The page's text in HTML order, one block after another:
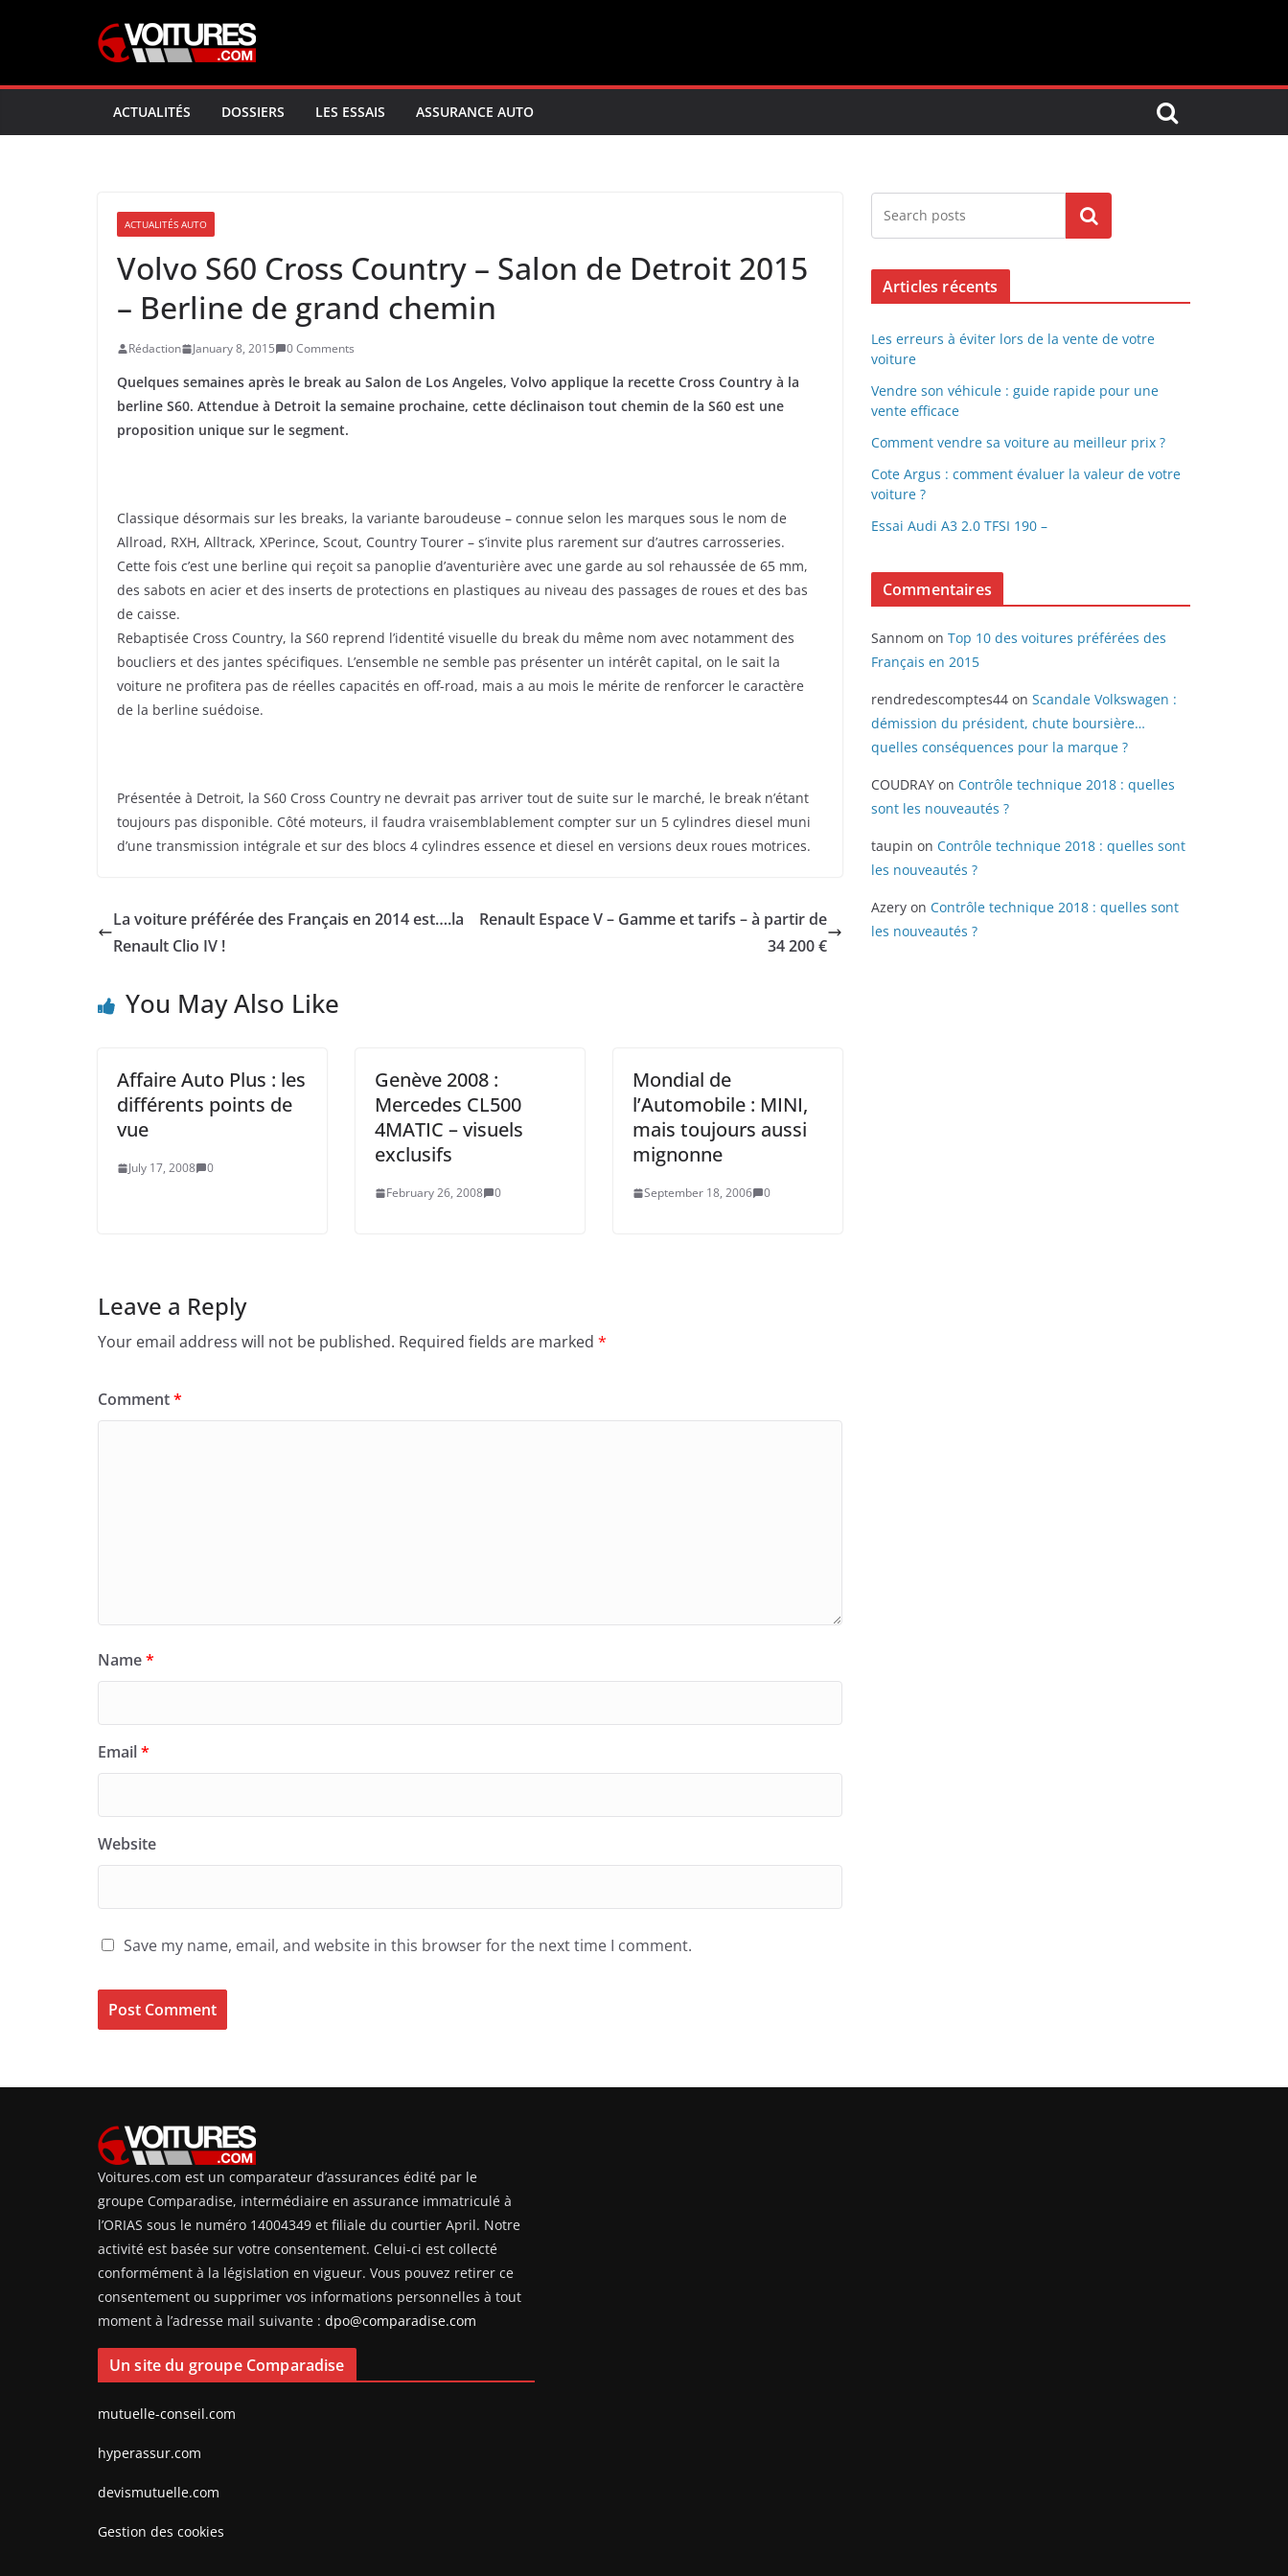
ACTUALITÉS DOSSIERS LES ESSAIS ASSURANCE AUTO
ACTUALITÉS AUTO
Volvo S60 Cross Country – Salon de Detroit 2015
– Berline de grand chemin
Rédaction January 8, 2015 0 Comments
Quelques semaines après le break au Salon de Los Angeles, Volvo applique la recette Cross Country à la
berline S60. Attendue à Detroit la semaine prochaine, cette déclinaison tout chemin de la S60 est une
proposition unique sur le segment.
Classique désormais sur les breaks, la variante baroudeuse – connue selon les marques sous le nom de
Allroad, RXH, Alltrack, XPerince, Scout, Country Tourer – s’invite plus rarement sur d’autres carrosseries.
Cette fois c’est une berline qui reçoit sa panoplie d’aventurière avec une garde au sol rehaussée de 65 mm,
des sabots en acier et des inserts de protections en plastiques au niveau des passages de roues et des bas
de caisse.
Rebaptisée Cross Country, la S60 reprend l’identité visuelle du break du même nom avec notamment des
boucliers et des jantes spécifiques. L’ensemble ne semble pas présenter un intérêt capital, on le sait la
voiture ne profitera pas de réelles capacités en off-road, mais a au mois le mérite de renforcer le caractère
de la berline suédoise.
Présentée à Detroit, la S60 Cross Country ne devrait pas arriver tout de suite sur le marché, le break n’étant
toujours pas disponible. Côté moteurs, il faudra vraisemblablement compter sur un 5 cylindres diesel muni
d’une transmission intégrale et sur des blocs 4 cylindres essence et diesel en versions deux roues motrices.
La voiture préférée des Français en 2014 est….la
Renault Clio IV !
Renault Espace V – Gamme et tarifs – à partir de
34 200 €
You May Also Like
Affaire Auto Plus : les
différents points de
vue
July 17, 2008 0
Genève 2008 :
Mercedes CL500
4MATIC – visuels
exclusifs
February 26, 2008 0
Mondial de
l’Automobile : MINI,
mais toujours aussi
mignonne
September 18, 2006 0
Leave a Reply
Your email address will not be published. Required fields are marked *
Comment*
Name*
Email*
Website
Save my name, email, and website in this browser for the next time I comment.
Search
Articles récents
Les erreurs à éviter lors de la vente de votre
voiture
Vendre son véhicule : guide rapide pour une
vente efficace
Comment vendre sa voiture au meilleur prix ?
Cote Argus : comment évaluer la valeur de votre
voiture ?
Essai Audi A3 2.0 TFSI 190 –
Commentaires
Sannom on Top 10 des voitures préférées des
Français en 2015
rendredescomptes44 on Scandale Volkswagen :
démission du président, chute boursière…
quelles conséquences pour la marque ?
COUDRAY on Contrôle technique 2018 : quelles
sont les nouveautés ?
taupin on Contrôle technique 2018 : quelles sont
les nouveautés ?
Azery on Contrôle technique 2018 : quelles sont
les nouveautés ?
Voitures.com est un comparateur d’assurances édité par le
groupe Comparadise, intermédiaire en assurance immatriculé à
l’ORIAS sous le numéro 14004349 et filiale du courtier April. Notre
activité est basée sur votre consentement. Celui-ci est collecté
conformément à la législation en vigueur. Vous pouvez retirer ce
consentement ou supprimer vos informations personnelles à tout
moment à l’adresse mail suivante : dpo@comparadise.com
Un site du groupe Comparadise
mutuelle-conseil.com
hyperassur.com
devismutuelle.com
Gestion des cookies